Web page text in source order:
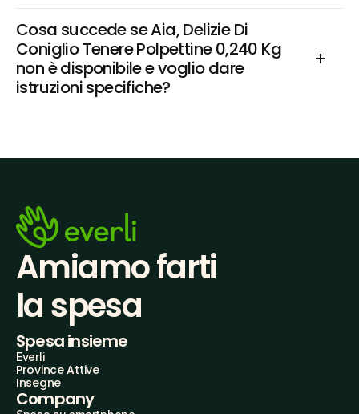
Cosa succede se Aia, Delizie Di
Coniglio Tenere Polpettine 0,240 Kg
non è disponibile e voglio dare
istruzioni specifiche?
Amiamo farti
la spesa
Spesa insieme
Everli
Province Attive
Insegne
Company